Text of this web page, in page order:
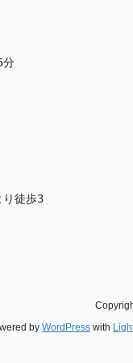
分
り徒歩3
by WordPress with